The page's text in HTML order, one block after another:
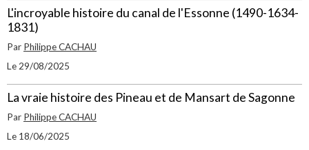
L'incroyable histoire du canal de l'Essonne (1490-1634-
1831)
Par Philippe CACHAU
Le 29/08/2025
La vraie histoire des Pineau et de Mansart de Sagonne
Par Philippe CACHAU
Le 18/06/2025